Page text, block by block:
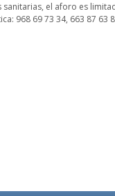
el aforo es
968 69 73 34, 663 87 63